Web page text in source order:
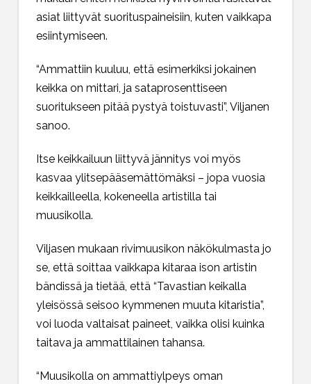
asiat liittyvät suorituspaineisiin, kuten vaikkapa
esiintymiseen.
“Ammattiin kuuluu, että esimerkiksi jokainen
keikka on mittari, ja sataprosenttiseen
suoritukseen pitää pystyä toistuvasti”, Viljanen
sanoo.
Itse keikkailuun liittyvä jännitys voi myös
kasvaa ylitsepääsemättömäksi – jopa vuosia
keikkailleella, kokeneella artistilla tai
muusikolla.
Viljasen mukaan rivimuusikon näkökulmasta jo
se, että soittaa vaikkapa kitaraa ison artistin
bändissä ja tietää, että “Tavastian keikalla
yleisössä seisoo kymmenen muuta kitaristia”,
voi luoda valtaisat paineet, vaikka olisi kuinka
taitava ja ammattilainen tahansa.
“Muusikolla on ammattiylpeys oman